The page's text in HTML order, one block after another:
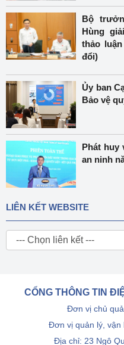
Bộ
Hùng
thảo
đổi)
Ủy ban
Bảo vệ
Phát huy
an ninh
LIÊN KẾT WEBSITE
CỔNG THÔNG TIN
Đơn vị chủ
Đơn vị quản lý, vận
Địa chỉ: 23 Ngô